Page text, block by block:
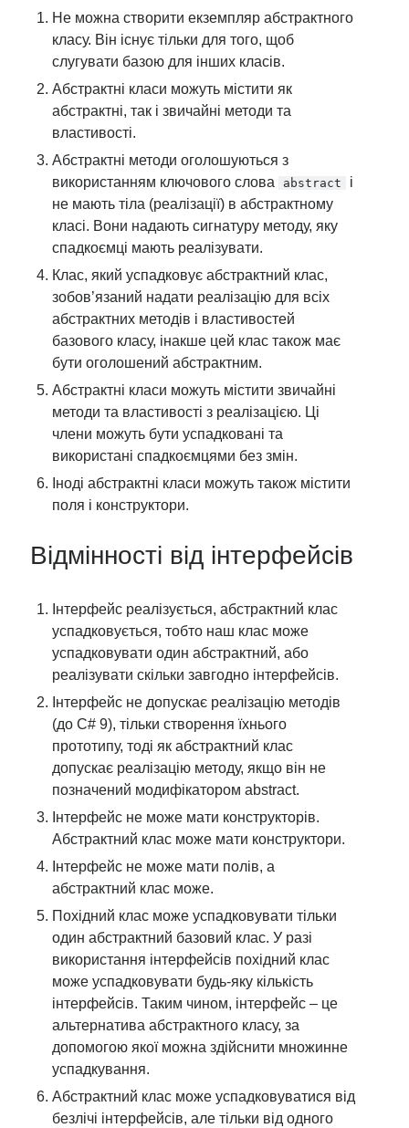
Не можна створити екземпляр абстрактного
класу. Він існує тільки для того, щоб
слугувати базою для інших класів.
Абстрактні класи можуть містити як
абстрактні, так і звичайні методи та
властивості.
Абстрактні методи оголошуються з
використанням ключового слова
abstract
і
не мають тіла (реалізації) в абстрактному
класі. Вони надають сигнатуру методу, яку
спадкоємці мають реалізувати.
Клас, який успадковує абстрактний клас,
зобов’язаний надати реалізацію для всіх
абстрактних методів і властивостей
базового класу, інакше цей клас також має
бути оголошений абстрактним.
Абстрактні класи можуть містити звичайні
методи та властивості з реалізацією. Ці
члени можуть бути успадковані та
використані спадкоємцями без змін.
Іноді абстрактні класи можуть також містити
поля і конструктори.
Відмінності від інтерфейсів
Інтерфейс реалізується, абстрактний клас
успадковується, тобто наш клас може
успадковувати один абстрактний, або
реалізувати скільки завгодно інтерфейсів.
Інтерфейс не допускає реалізацію методів
(до C# 9), тільки створення їхнього
прототипу, тоді як абстрактний клас
допускає реалізацію методу, якщо він не
позначений модифікатором abstract.
Інтерфейс не може мати конструкторів.
Абстрактний клас може мати конструктори.
Інтерфейс не може мати полів, а
абстрактний клас може.
Похідний клас може успадковувати тільки
один абстрактний базовий клас. У разі
використання інтерфейсів похідний клас
може успадковувати будь-яку кількість
інтерфейсів. Таким чином, інтерфейс – це
альтернатива абстрактного класу, за
допомогою якої можна здійснити множинне
успадкування.
Абстрактний клас може успадковуватися від
безлічі інтерфейсів, але тільки від одного